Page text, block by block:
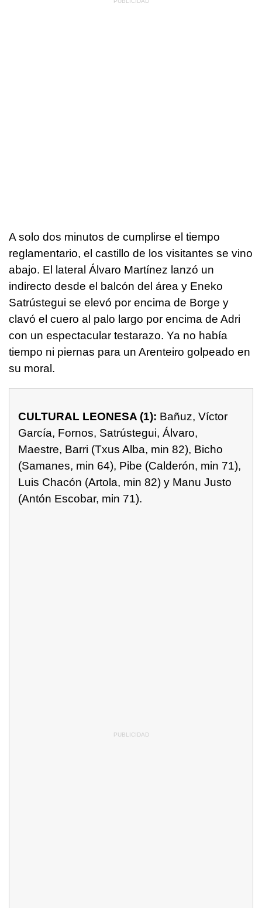
A solo dos minutos de cumplirse el tiempo
reglamentario, el castillo de los visitantes se vino
abajo. El lateral Álvaro Martínez lanzó un
indirecto desde el balcón del área y Eneko
Satrústegui se elevó por encima de Borge y
clavó el cuero al palo largo por encima de Adri
con un espectacular testarazo. Ya no había
tiempo ni piernas para un Arenteiro golpeado en
su moral.
CULTURAL LEONESA (1): Bañuz, Víctor
García, Fornos, Satrústegui, Álvaro,
Maestre, Barri (Txus Alba, min 82), Bicho
(Samanes, min 64), Pibe (Calderón, min 71),
Luis Chacón (Artola, min 82) y Manu Justo
(Antón Escobar, min 71).